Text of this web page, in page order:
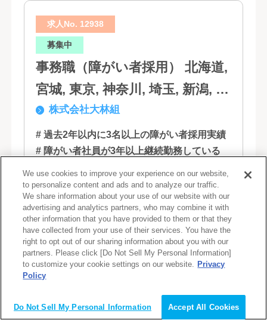
求人No. 12938
募集中
事務職（障がい者採用） 北海道,
宮城, 東京, 神奈川, 埼玉, 新潟, 愛
知, 大阪, 京都, 兵庫, 広島, 香川,
福岡
株式会社大林組
# 過去2年以内に3名以上の障がい者採用実績
# 障がい者社員が3年以上継続勤務している
# 正社員登用あり# 在宅勤務相談可# 時短可
国内外建設工事、地域開発・都市開発・そ
の他建設に関する事業、及びこれらに関す
るエンジニアリング・マネージメント・コ
ンサルティング業務の受託、不動産事業 ほ
か 私たちは、創業１３０年の歴史の中で培
We use cookies to improve your experience on our website,
to personalize content and ads and to analyze our traffic.
We share information about your use of our website with our
advertising and analytics partners, who may combine it with
other information that you have provided to them or that they
have collected from your use of their services. You have the
right to opt out of our sharing information about you with our
partners. Please click [Do Not Sell My Personal Information]
to customize your cookie settings on our website. Privacy
Policy
Do Not Sell My Personal Information Accept All Cookies